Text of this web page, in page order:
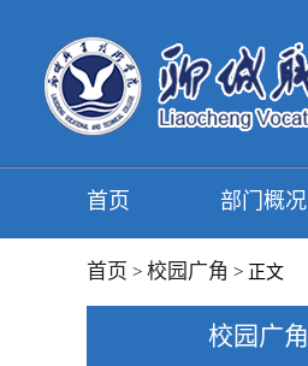
首页 部门概况
首页 > 校园广角 > 正文
校园广角